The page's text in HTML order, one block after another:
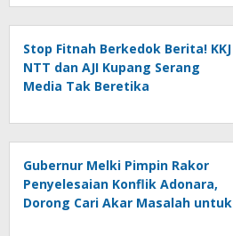
Stop Fitnah Berkedok Berita! KKJ
NTT dan AJI Kupang Serang
Media Tak Beretika
Gubernur Melki Pimpin Rakor
Penyelesaian Konflik Adonara,
Dorong Cari Akar Masalah untuk